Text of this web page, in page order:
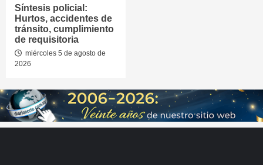
Síntesis policial:
Hurtos, accidentes de
tránsito, cumplimiento
de requisitoria
miércoles 5 de agosto de
2026